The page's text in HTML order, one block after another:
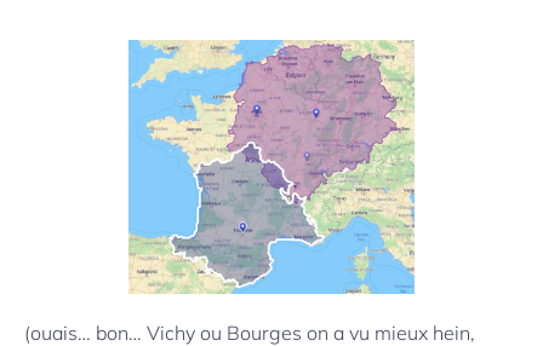
(ouais… bon… Vichy ou Bourges on a vu mieux hein,